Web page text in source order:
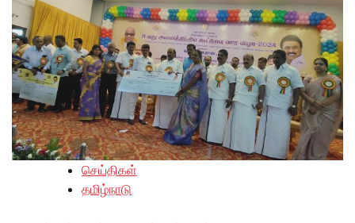
செய்திகள்
தமிழ்நாடு